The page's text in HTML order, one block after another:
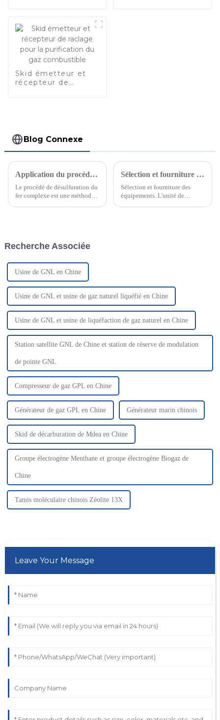
Skid émetteur et
récepteur de
Blog Connexe
Application du procédé de récupération du soufre par une méthode complexe à partir du fer
Le procédé de désulfuration du
fer complexe est une méthode
éléments…
Sélection et fourniture d'équipements pour l'usine de GNL （1）
Sélection et fourniture des
équipements. L'unité de
Recherche Associée
Usine de GNL en Chine
Usine de GNL et usine de gaz naturel liquéfié en Chine
Usine de GNL et usine de liquéfaction de gaz naturel en Chine
Station satellite GNL de Chine et station de réserve de modulation
de pointe GNL
Compresseur de gaz GPL en Chine
Générateur de gaz GPL en Chine Générateur marin chinois
Skid de décarburation de Mdea en Chine
Groupe électrogène Menthane et groupe électrogène Biogaz de
Chine
Tamis moléculaire chinois Zéolite 13X
Leave Your Message